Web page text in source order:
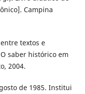
Campina
entre textos e
saber histórico em
2004.
de 1985. Institui